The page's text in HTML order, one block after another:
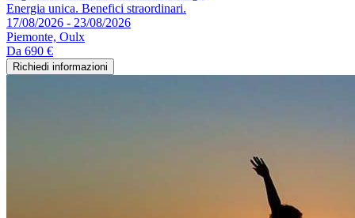
Energia unica. Benefici straordinari.
17/08/2026 - 23/08/2026
Piemonte, Oulx
Da 690 €
Richiedi informazioni